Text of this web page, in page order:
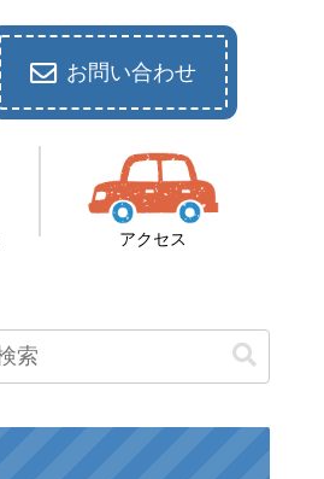
お問い合わせ
アクセス